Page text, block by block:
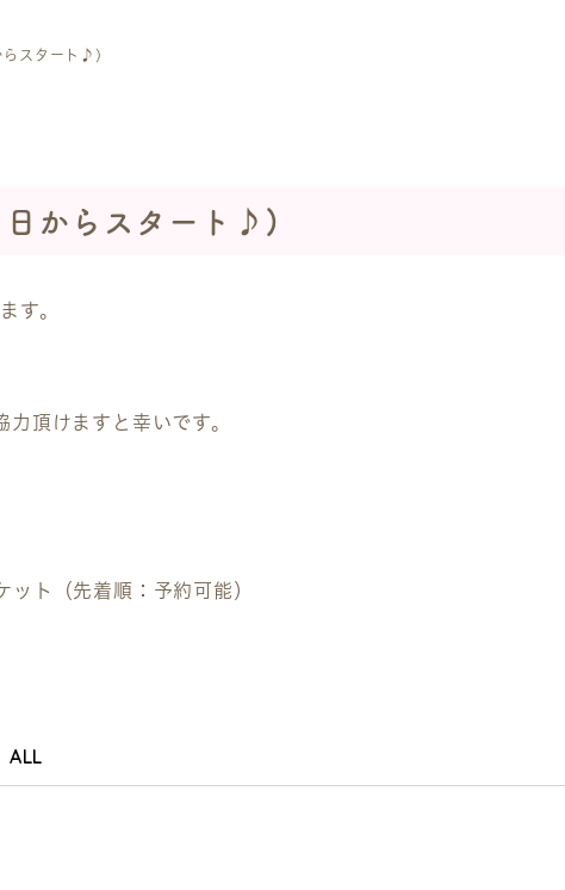
らスタート♪)
日からスタート♪)
す。
頂けますと幸いです。
ト（先着順：予約可能）
ALL